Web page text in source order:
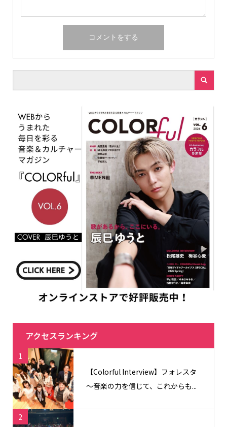
アクセスランキング
1
【Colorful Interview】フォレスタ
〜音楽の力を信じて、これからも...
2